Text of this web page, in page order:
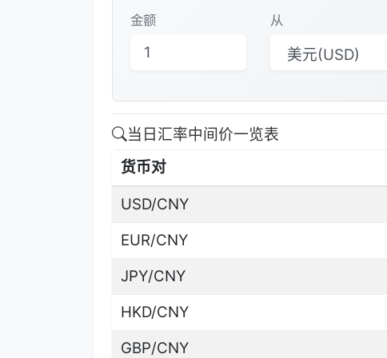
金额 从
当日汇率中间价一览表
货币对
USD/CNY
EUR/CNY
JPY/CNY
HKD/CNY
GBP/CNY